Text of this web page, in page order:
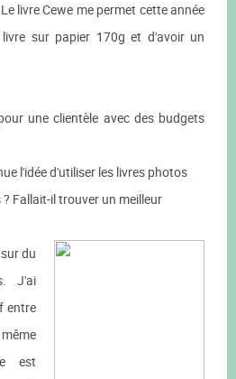
livre Cewe me permet cette année
sur papier 170g et d'avoir un
une clientèle avec des budgets
l'idée d'utiliser les livres photos
Fallait-il trouver un meilleur
du
J'ai
entre
est